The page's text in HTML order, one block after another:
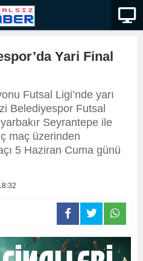
Yari Final
Futsal Ligi’nde yarı
Belediyespor Futsal
Seyrantepe ile
maç üzerinden
5 Haziran Cuma günü